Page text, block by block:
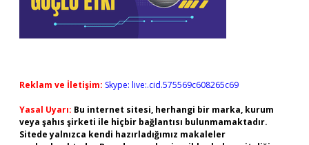
Reklam ve İletişim: Skype: live:.cid.575569c608265c69
Yasal Uyarı: Bu internet sitesi, herhangi bir marka, kurum
veya şahıs şirketi ile hiçbir bağlantısı bulunmamaktadır.
Sitede yalnızca kendi hazırladığımız makaleler